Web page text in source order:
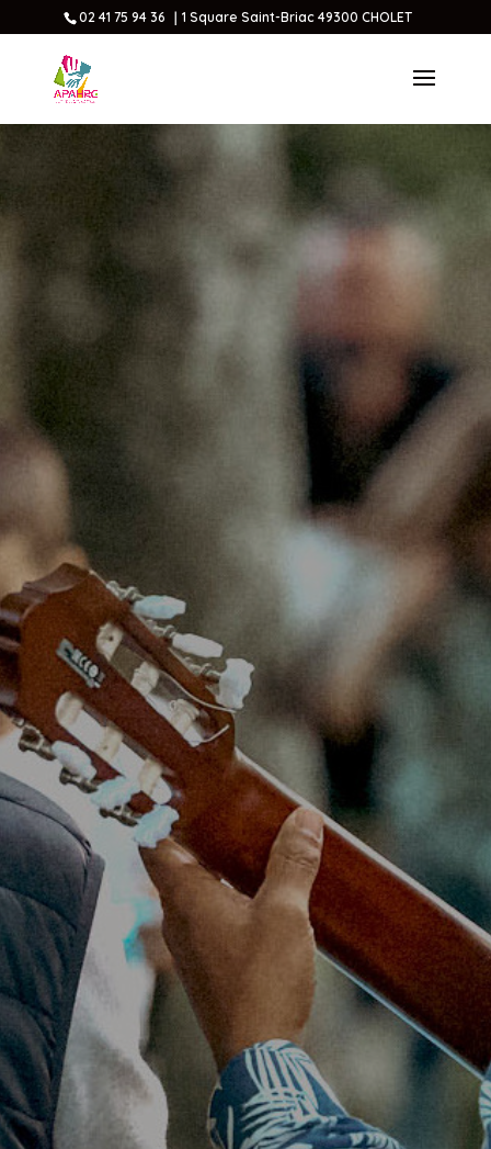
02 41 75 94 36 ｜1 Square Saint-Briac 49300 CHOLET